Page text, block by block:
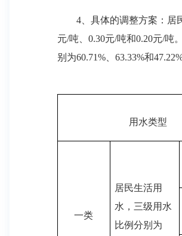
4、具体的调整方案：居民
元/吨、0.30元/吨和0.20元/吨
别为60.71%、63.33%和
（单
用水类型
一类
居民生活用
水，三级用水
比例分别为